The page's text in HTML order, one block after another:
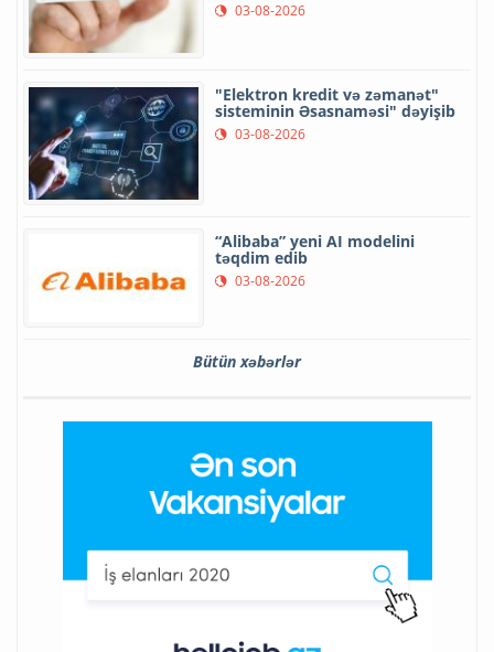
03-08-2026
"Elektron kredit və zəmanət"
sisteminin Əsasnaməsi" dəyişib
03-08-2026
“Alibaba” yeni AI modelini
təqdim edib
03-08-2026
Bütün xəbərlər